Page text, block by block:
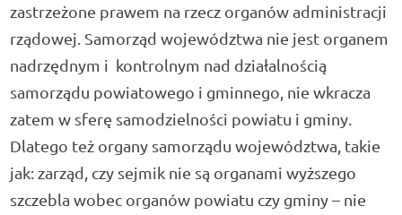
zastrzeżone prawem na rzecz organów administracji
rządowej. Samorząd województwa nie jest organem
nadrzędnym i kontrolnym nad działalnością
samorządu powiatowego i gminnego, nie wkracza
zatem w sferę samodzielności powiatu i gminy.
Dlatego też organy samorządu województwa, takie
jak: zarząd, czy sejmik nie są organami wyższego
szczebla wobec organów powiatu czy gminy – nie